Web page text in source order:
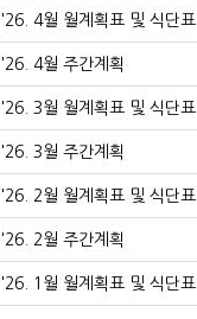
'26. 4월 월계획표 및 식단표
'26. 4월 주간계획
'26. 3월 월계획표 및 식단표
'26. 3월 주간계획
'26. 2월 월계획표 및 식단표
'26. 2월 주간계획
'26. 1월 월계획표 및 식단표